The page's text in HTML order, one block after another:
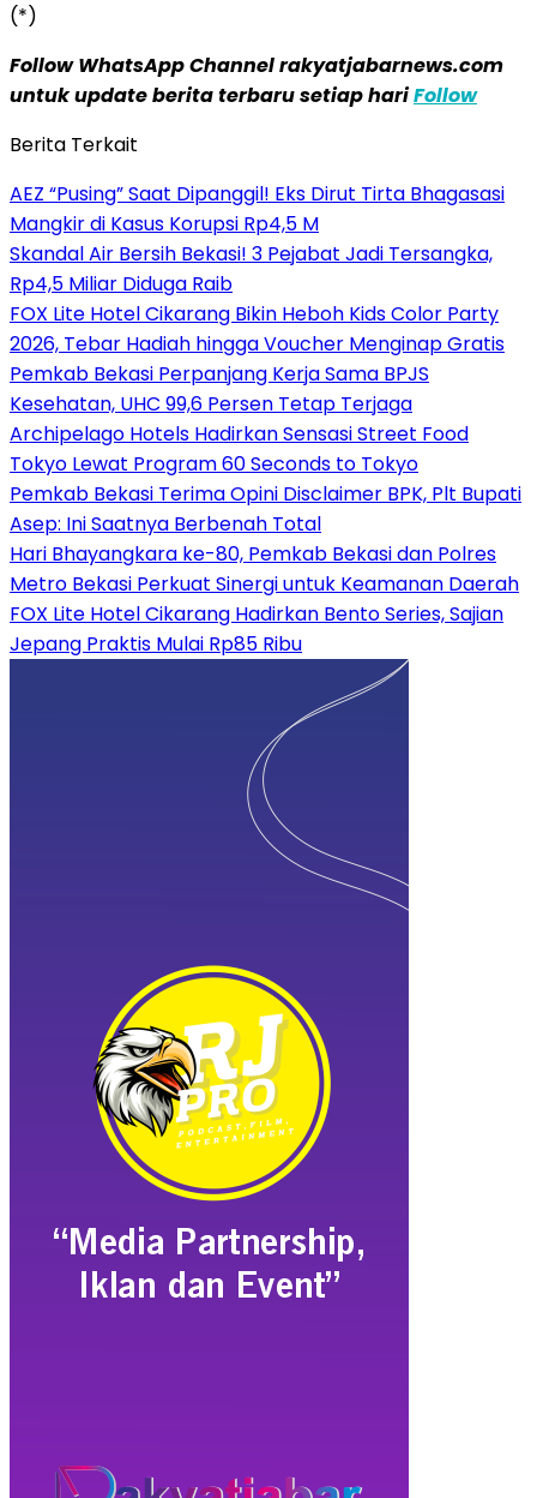
(*)
Follow WhatsApp Channel rakyatjabarnews.com
untuk update berita terbaru setiap hariFollow
Berita Terkait
AEZ “Pusing” Saat Dipanggil! Eks Dirut Tirta Bhagasasi
Mangkir di Kasus Korupsi Rp4,5 M
Skandal Air Bersih Bekasi! 3 Pejabat Jadi Tersangka,
Rp4,5 Miliar Diduga Raib
FOX Lite Hotel Cikarang Bikin Heboh Kids Color Party
2026, Tebar Hadiah hingga Voucher Menginap Gratis
Pemkab Bekasi Perpanjang Kerja Sama BPJS
Kesehatan, UHC 99,6 Persen Tetap Terjaga
Archipelago Hotels Hadirkan Sensasi Street Food
Tokyo Lewat Program 60 Seconds to Tokyo
Pemkab Bekasi Terima Opini Disclaimer BPK, Plt Bupati
Asep: Ini Saatnya Berbenah Total
Hari Bhayangkara ke-80, Pemkab Bekasi dan Polres
Metro Bekasi Perkuat Sinergi untuk Keamanan Daerah
FOX Lite Hotel Cikarang Hadirkan Bento Series, Sajian
Jepang Praktis Mulai Rp85 Ribu